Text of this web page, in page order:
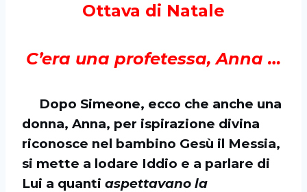
Ottava di Natale
C’era una profetessa, Anna …
Dopo Simeone, ecco che anche una
donna, Anna, per ispirazione divina
riconosce nel bambino Gesù il Messia,
si mette a lodare Iddio e a parlare di
Lui a quanti aspettavano la